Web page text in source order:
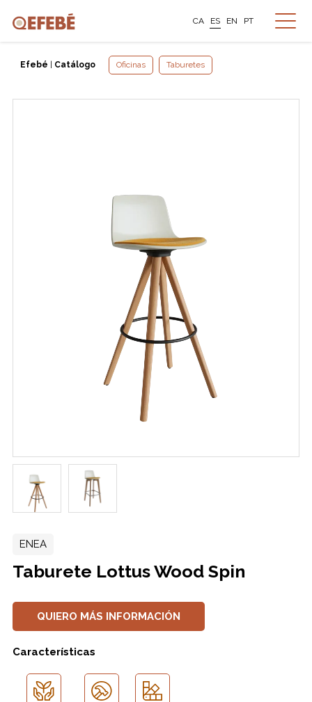
CA ES EN PT
Efebé Catálogo Oficinas Taburetes
ENEA
Taburete Lottus Wood Spin
QUIERO MÁS INFORMACIÓN
Características